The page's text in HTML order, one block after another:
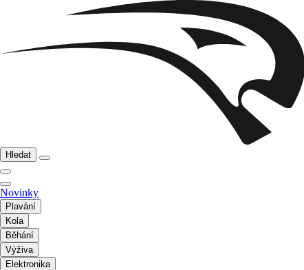
Hledat
Novinky
Plavání
Kola
Běhání
Výživa
Elektronika